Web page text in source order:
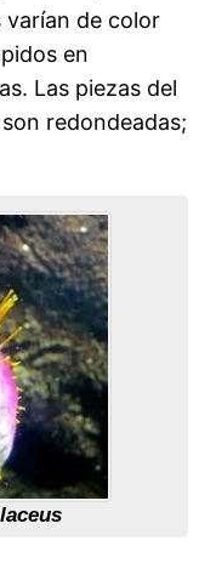
varían de color
en
Las piezas del
redondeadas;